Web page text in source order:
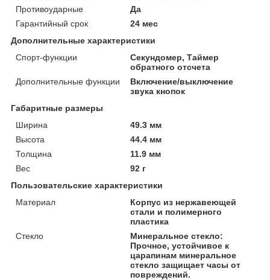
Противоударные
Да
Гарантийный срок
24 мес
Дополнительные характеристики
Спорт-функции
Секундомер, Таймер
обратного отсчета
Дополнительные функции
Включение/выключение
звука кнопок
Габаритные размеры
Ширина
49.3 мм
Высота
44.4 мм
Толщина
11.9 мм
Вес
92 г
Пользовательские характеристики
Материал
Корпус из нержавеющей
стали и полимерного
пластика
Стекло
Минеральное стекло:
Прочное, устойчивое к
царапинам минеральное
стекло защищает часы от
повреждений.